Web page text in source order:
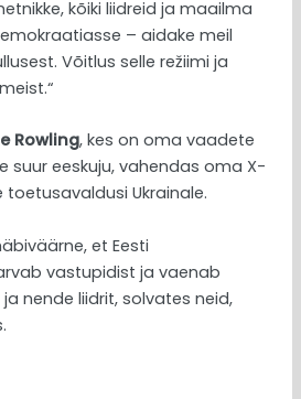
kõiki liidreid ja maailma
– aidake meil
Võitlus selle režiimi ja
Rowling, kes on oma vaadete
suur eeskuju, vahendas oma X-
Ukrainale.
et Eesti
vastupidist ja vaenab
nende liidrit, solvates neid,